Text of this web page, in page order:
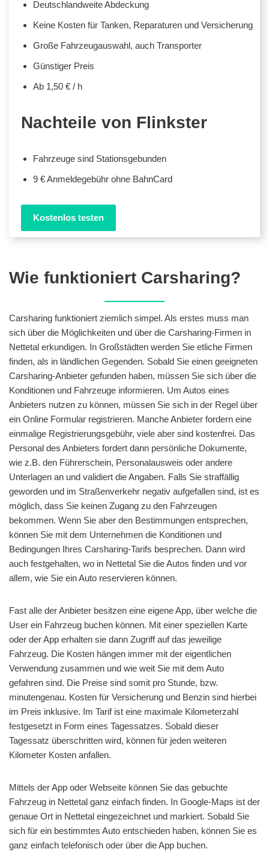
Deutschlandweite Abdeckung
Keine Kosten für Tanken, Reparaturen und Versicherung
Große Fahrzeugauswahl, auch Transporter
Günstiger Preis
Ab 1,50 € / h
Nachteile von Flinkster
Fahrzeuge sind Stationsgebunden
9 € Anmeldegebühr ohne BahnCard
Kostenlos testen
Wie funktioniert Carsharing?
Carsharing funktioniert ziemlich simpel. Als erstes muss man
sich über die Möglichkeiten und über die Carsharing-Firmen in
Nettetal erkundigen. In Großstädten werden Sie etliche Firmen
finden, als in ländlichen Gegenden. Sobald Sie einen geeigneten
Carsharing-Anbieter gefunden haben, müssen Sie sich über die
Konditionen und Fahrzeuge informieren. Um Autos eines
Anbieters nutzen zu können, müssen Sie sich in der Regel über
ein Online Formular registrieren. Manche Anbieter fordern eine
einmalige Registrierungsgebühr, viele aber sind kostenfrei. Das
Personal des Anbieters fordert dann persönliche Dokumente,
wie z.B. den Führerschein, Personalausweis oder andere
Unterlagen an und validiert die Angaben. Falls Sie straffällig
geworden und im Straßenverkehr negativ aufgefallen sind, ist es
möglich, dass Sie keinen Zugang zu den Fahrzeugen
bekommen. Wenn Sie aber den Bestimmungen entsprechen,
können Sie mit dem Unternehmen die Konditionen und
Bedingungen Ihres Carsharing-Tarifs besprechen. Dann wird
auch festgehalten, wo in Nettetal Sie die Autos finden und vor
allem, wie Sie ein Auto reservieren können.
Fast alle der Anbieter besitzen eine eigene App, über welche die
User ein Fahrzeug buchen können. Mit einer speziellen Karte
oder der App erhalten sie dann Zugriff auf das jeweilige
Fahrzeug. Die Kosten hängen immer mit der eigentlichen
Verwendung zusammen und wie weit Sie mit dem Auto
gefahren sind. Die Preise sind somit pro Stunde, bzw.
minutengenau. Kosten für Versicherung und Benzin sind hierbei
im Preis inklusive. Im Tarif ist eine maximale Kilometerzahl
festgesetzt in Form eines Tagessatzes. Sobald dieser
Tagessatz überschritten wird, können für jeden weiteren
Kilometer Kosten anfallen.
Mittels der App oder Webseite können Sie das gebuchte
Fahrzeug in Nettetal ganz einfach finden. In Google-Maps ist der
genaue Ort in Nettetal eingezeichnet und markiert. Sobald Sie
sich für ein bestimmtes Auto entschieden haben, können Sie es
ganz einfach telefonisch oder über die App buchen.